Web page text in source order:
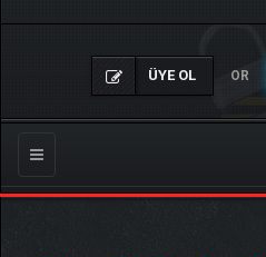
ÜYE OL OR
Gezinmeyi
Değiştir